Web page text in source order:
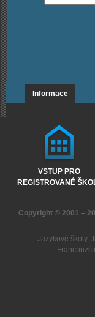
Informace
VSTUP PRO
REGISTROVANÉ
Copyright © 2001 –
Jazykové školy,